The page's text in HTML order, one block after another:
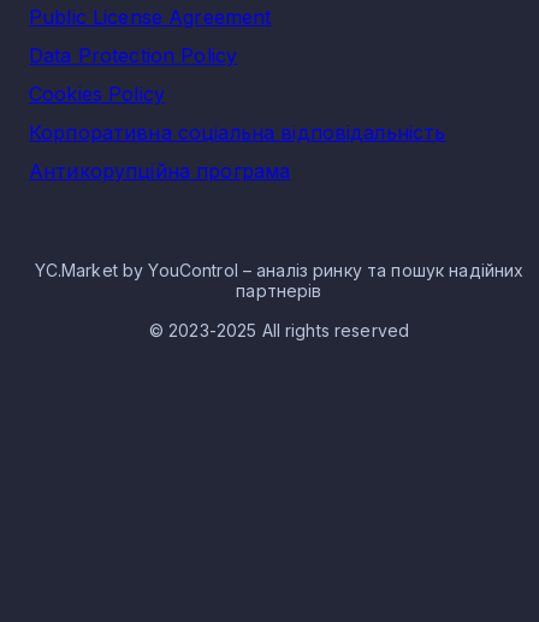
Public License Agreement
Data Protection Policy
Cookies Policy
Корпоративна соціальна відповідальність
Антикорупційна програма
YC.Market by YouControl – аналіз ринку та пошук надійних
партнерів
© 2023-2025 All rights reserved